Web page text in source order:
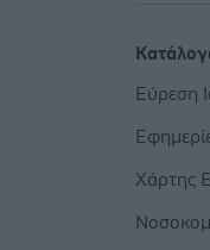
Εύρεση
Χάρτης